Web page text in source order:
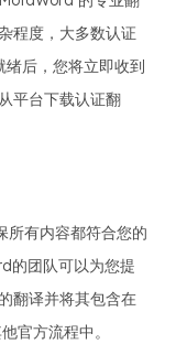
程度，大多数认证
后，您将立即收到
平台下载认证翻
所有内容都符合您的
的团队可以为您提
翻译并将其包含在
官方流程中。